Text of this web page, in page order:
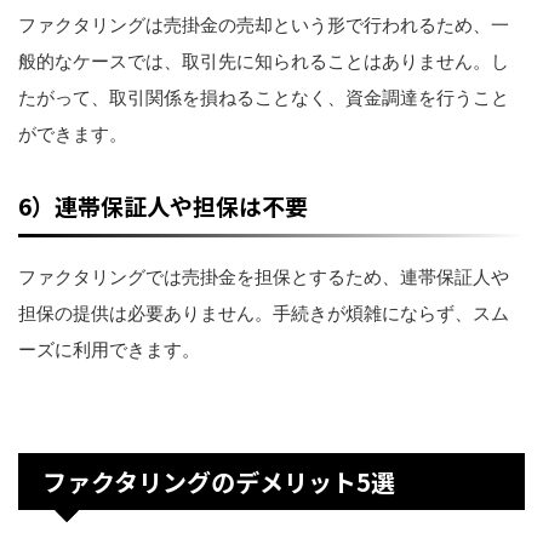
ファクタリングは売掛金の売却という形で行われるため、一
般的なケースでは、取引先に知られることはありません。し
たがって、取引関係を損ねることなく、資金調達を行うこと
ができます。
6）連帯保証人や担保は不要
ファクタリングでは売掛金を担保とするため、連帯保証人や
担保の提供は必要ありません。手続きが煩雑にならず、スム
ーズに利用できます。
ファクタリングのデメリット5選